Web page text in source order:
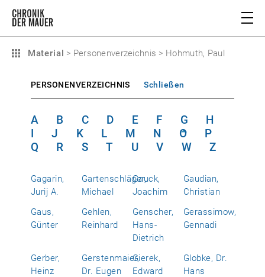
Material > Personenverzeichnis > Hohmuth, Paul
PERSONENVERZEICHNIS Schließen
A B C D E F G
H
I
J K L M N O
P
Q
R S T U V W Z
Gagarin,
Jurij A.
Gartenschläger,
Michael
Gauck,
Joachim
Gaudian,
Christian
Gaus,
Günter
Gehlen,
Reinhard
Genscher,
Hans-
Dietrich
Gerassimow,
Gennadi
Gerber,
Heinz
Gerstenmaier,
Dr. Eugen
Gierek,
Edward
Globke, Dr.
Hans